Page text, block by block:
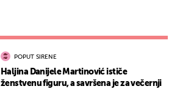
POPUT SIRENE
Haljina Danijele Martinović ističe
ženstvenu figuru, a savršena je za večernji